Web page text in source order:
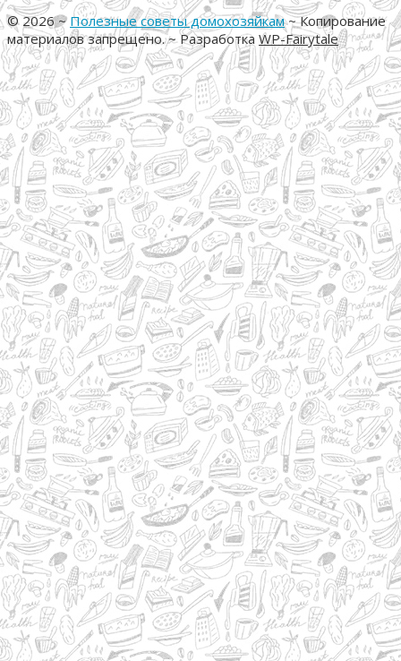
©2026~ Полезные советы домохозяйкам~ Копирование
материалов запрещено. ~ Разработка WP-Fairytale